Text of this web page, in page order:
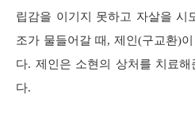
립감을 이기지 못하고 자살을 시
조가 물들어갈 때, 제인(구교환)
다. 제인은 소현의 상처를 치료
다.